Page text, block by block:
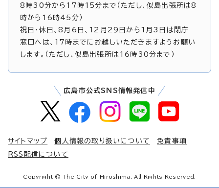
8時30分から17時15分まで（ただし、似島出張所は8
時から16時45分）
祝日・休日、8月6日、12月29日から1月3日は閉庁
窓口へは、17時までにお越しいただきますようお願い
します。（ただし、似島出張所は16時30分まで）
広島市公式SNS情報発信中
サイトマップ 個人情報の取り扱いについて
免責事項
RSS配信について
Copyright © The City of Hiroshima. All Rights Reserved.